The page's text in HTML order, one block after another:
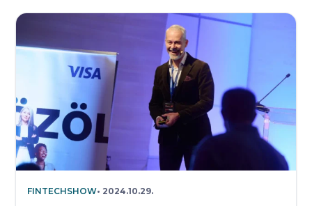
FINTECHSHOW 2024.10.29.